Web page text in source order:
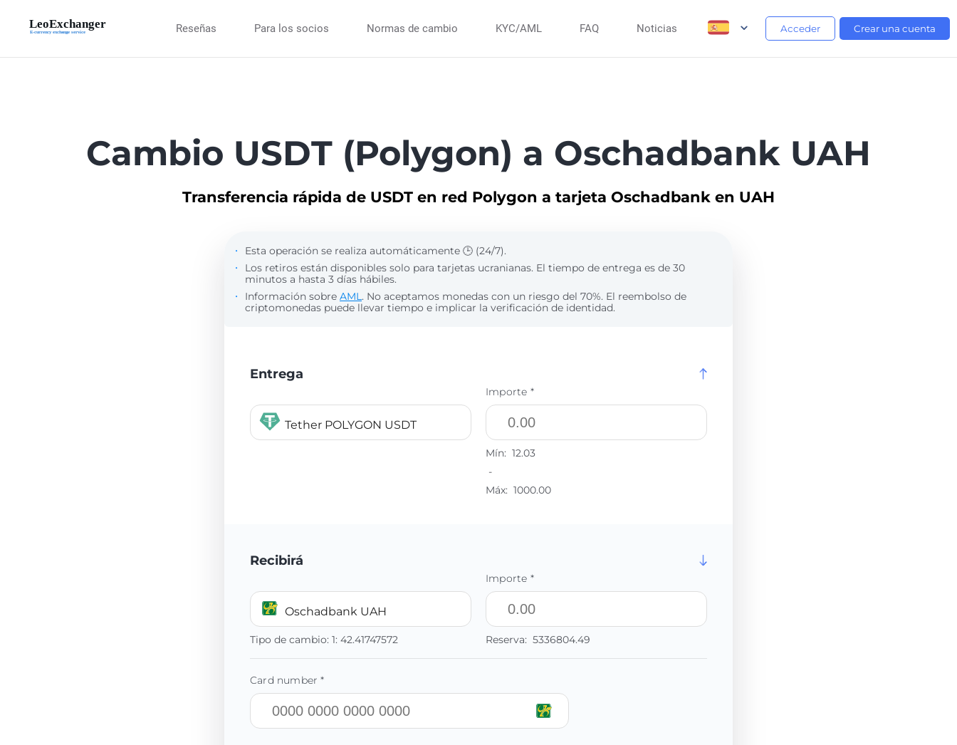
Reseñas Para los socios Normas de cambio KYC/AML FAQ Noticias Acceder Crear una cuenta
Cambio USDT (Polygon) a Oschadbank UAH
Transferencia rápida de USDT en red Polygon a tarjeta Oschadbank en UAH
Esta operación se realiza automáticamente 🕒 (24/7).
Los retiros están disponibles solo para tarjetas ucranianas. El tiempo de entrega es de 30
minutos a hasta 3 días hábiles.
Información sobre AML. No aceptamos monedas con un riesgo del 70%. El reembolso de
criptomonedas puede llevar tiempo e implicar la verificación de identidad.
Entrega
Tether POLYGON USDT
Importe *
Mín: 12.03
-
Máx: 1000.00
Recibirá
Oschadbank UAH
Tipo de cambio: 1: 42.41747572
Importe *
Reserva: 5336804.49
Card number *